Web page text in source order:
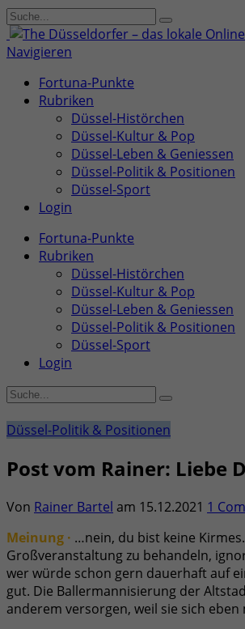
Navigieren
Fortuna-Punkte
Rubriken
Düssel-Histörchen
Düssel-Kultur & Pop
Düssel-Leben & Geniessen
Düssel-Politik & Positionen
Düssel-Sport
Login
Fortuna-Punkte
Rubriken
Düssel-Histörchen
Düssel-Kultur & Pop
Düssel-Leben & Geniessen
Düssel-Politik & Positionen
Düssel-Sport
Login
Düssel-Politik & Positionen
Post vom Rainer: Liebe
Von Rainer Bartel am 15.12.2021 1
Meinung · …nein, du bist keine
Großveranstaltung zu behandeln,
wer würde schon gern dauerhaft auf
gut. Die Ballermannisierung der
anderem versorgen, weil sie sich